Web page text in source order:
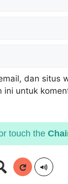
dan situs
ini untuk
touch the